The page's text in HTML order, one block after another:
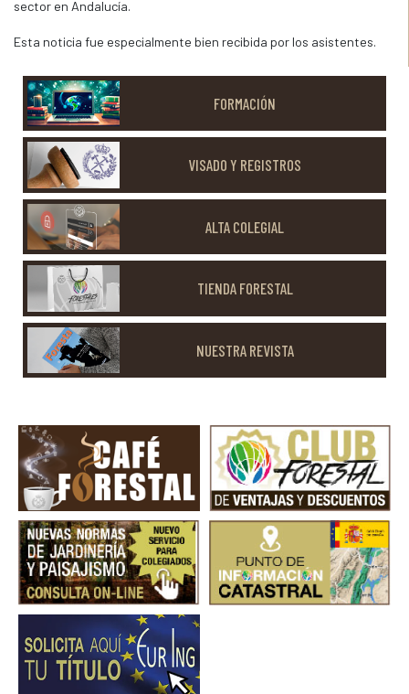
sector en Andalucía.
Esta noticia fue especialmente bien recibida por los asistentes.
FORMACIÓN
VISADO Y REGISTROS
ALTA COLEGIAL
TIENDA FORESTAL
NUESTRA REVISTA